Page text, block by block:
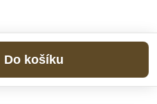
Do košíku